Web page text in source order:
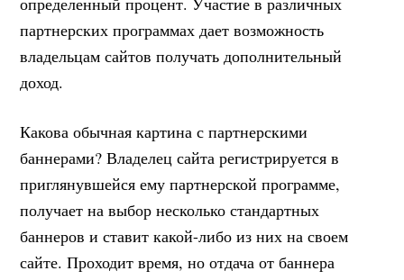
партнерских программах дает возможность
владельцам сайтов получать дополнительный
доход.
Какова обычная картина с партнерскими
баннерами? Владелец сайта регистрируется в
приглянувшейся ему партнерской программе,
получает на выбор несколько стандартных
баннеров и ставит какой-либо из них на своем
сайте. Проходит время, но отдача от баннера